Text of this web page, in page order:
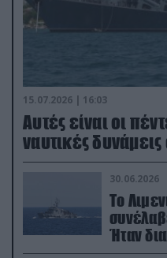
15.07.2026 | 16:03
Aυτές είναι οι
ναυτικές
30.06.2026
Το
Ήταν